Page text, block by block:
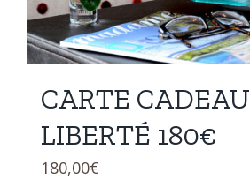
CARTE CADEAU
LIBERTÉ 180€
180,00€